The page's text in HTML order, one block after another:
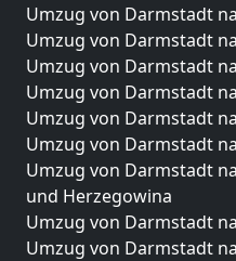
Umzug von Darmstadt
Umzug von Darmstadt
Umzug von Darmstadt
Umzug von Darmstadt
Umzug von Darmstadt
Umzug von Darmstadt
Umzug von Darmstadt
und Herzegowina
Umzug von Darmstadt
Umzug von Darmstadt